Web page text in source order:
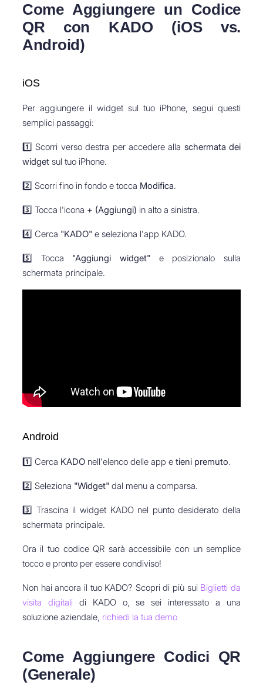
Come Aggiungere un Codice
QR con KADO (iOS vs.
Android)
iOS
Per aggiungere il widget sul tuo iPhone, segui questi
semplici passaggi:
1️⃣ Scorri verso destra per accedere alla schermata dei
widgetsul tuo iPhone.
2️⃣ Scorri fino in fondo e tocca Modifica.
3️⃣ Tocca l'icona + (Aggiungi) in alto a sinistra.
4️⃣ Cerca "KADO" e seleziona l'app KADO.
5️⃣ Tocca "Aggiungi widget" e posizionalo sulla
schermata principale.
Android
1️⃣ Cerca KADOnell'elenco delle app e tieni premuto.
2️⃣ Seleziona "Widget" dal menu a comparsa.
3️⃣ Trascina il widget KADO nel punto desiderato della
schermata principale.
Ora il tuo codice QR sarà accessibile con un semplice
tocco e pronto per essere condiviso!
Non hai ancora il tuo KADO? Scopri di più sui Biglietti da
visita digitali di KADO o, se sei interessato a una
soluzione aziendale, richiedi la tua demo
Come Aggiungere Codici QR
(Generale)